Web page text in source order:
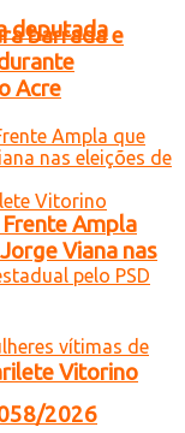
deputada
Vitorino
barrada e
Acre
Ampla
Viana nas
2026